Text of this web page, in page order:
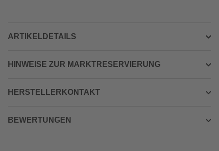
ARTIKELDETAILS
HINWEISE ZUR MARKTRESERVIERUNG
HERSTELLERKONTAKT
BEWERTUNGEN